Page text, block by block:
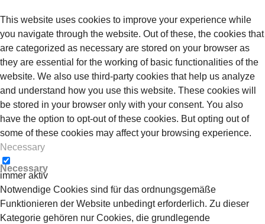
This website uses cookies to improve your experience while
you navigate through the website. Out of these, the cookies that
are categorized as necessary are stored on your browser as
they are essential for the working of basic functionalities of the
website. We also use third-party cookies that help us analyze
and understand how you use this website. These cookies will
be stored in your browser only with your consent. You also
have the option to opt-out of these cookies. But opting out of
some of these cookies may affect your browsing experience.
Necessary
Necessary
immer aktiv
Notwendige Cookies sind für das ordnungsgemäße
Funktionieren der Website unbedingt erforderlich. Zu dieser
Kategorie gehören nur Cookies, die grundlegende